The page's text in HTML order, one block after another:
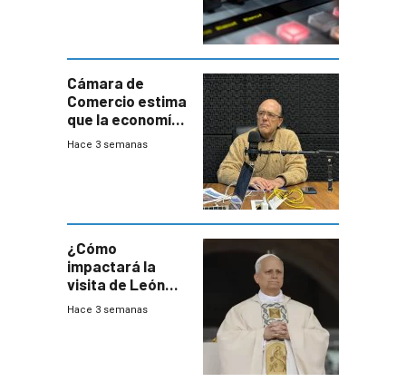
Cámara de
Comercio estima
que la economía
crecerá 1,6%
Hace 3 semanas
¿Cómo
impactará la
visita de León
XIV a Uruguay?
Hace 3 semanas